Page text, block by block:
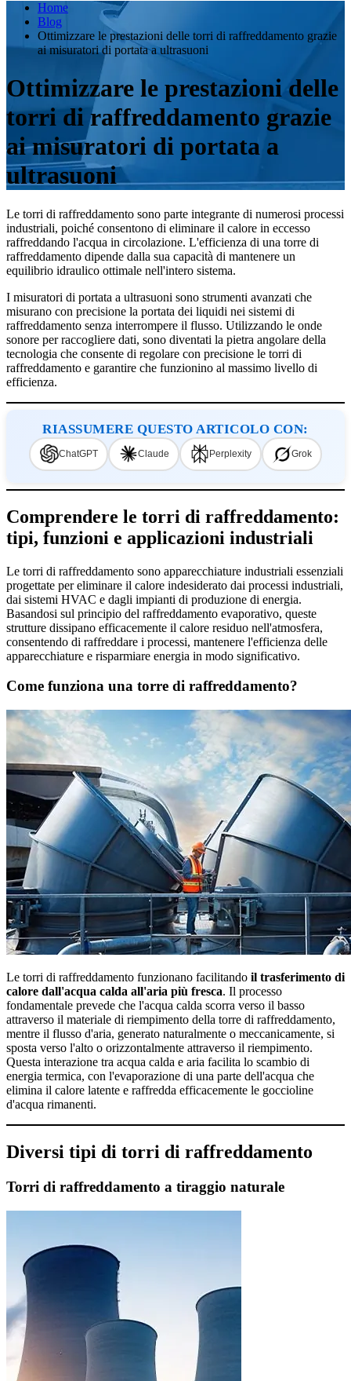
Home
Blog
Ottimizzare le prestazioni delle torri di raffreddamento grazie
ai misuratori di portata a ultrasuoni
Ottimizzare le prestazioni delle
torri di raffreddamento grazie
ai misuratori di portata a
ultrasuoni
Le torri di raffreddamento sono parte integrante di numerosi processi
industriali, poiché consentono di eliminare il calore in eccesso
raffreddando l'acqua in circolazione. L'efficienza di una torre di
raffreddamento dipende dalla sua capacità di mantenere un
equilibrio idraulico ottimale nell'intero sistema.
I misuratori di portata a ultrasuoni sono strumenti avanzati che
misurano con precisione la portata dei liquidi nei sistemi di
raffreddamento senza interrompere il flusso. Utilizzando le onde
sonore per raccogliere dati, sono diventati la pietra angolare della
tecnologia che consente di regolare con precisione le torri di
raffreddamento e garantire che funzionino al massimo livello di
efficienza.
RIASSUMERE QUESTO ARTICOLO CON:
ChatGPT Claude Perplexity Grok
Comprendere le torri di raffreddamento:
tipi, funzioni e applicazioni industriali
Le torri di raffreddamento sono apparecchiature industriali essenziali
progettate per eliminare il calore indesiderato dai processi industriali,
dai sistemi HVAC e dagli impianti di produzione di energia.
Basandosi sul principio del raffreddamento evaporativo, queste
strutture dissipano efficacemente il calore residuo nell'atmosfera,
consentendo di raffreddare i processi, mantenere l'efficienza delle
apparecchiature e risparmiare energia in modo significativo.
Come funziona una torre di raffreddamento?
Le torri di raffreddamento funzionano facilitando il trasferimento di
calore dall'acqua calda all'aria più fresca. Il processo
fondamentale prevede che l'acqua calda scorra verso il basso
attraverso il materiale di riempimento della torre di raffreddamento,
mentre il flusso d'aria, generato naturalmente o meccanicamente, si
sposta verso l'alto o orizzontalmente attraverso il riempimento.
Questa interazione tra acqua calda e aria facilita lo scambio di
energia termica, con l'evaporazione di una parte dell'acqua che
elimina il calore latente e raffredda efficacemente le goccioline
d'acqua rimanenti.
Diversi tipi di torri di raffreddamento
Torri di raffreddamento a tiraggio naturale